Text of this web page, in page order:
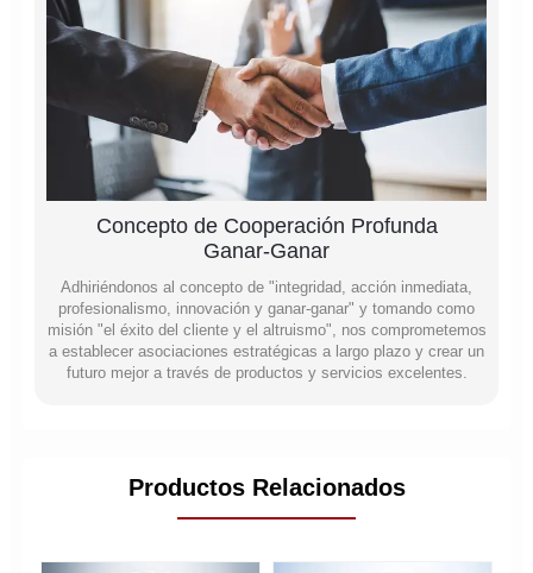
Concepto de Cooperación Profunda
Ganar-Ganar
Adhiriéndonos al concepto de "integridad, acción inmediata,
profesionalismo, innovación y ganar-ganar" y tomando como
misión "el éxito del cliente y el altruismo", nos comprometemos
a establecer asociaciones estratégicas a largo plazo y crear un
futuro mejor a través de productos y servicios excelentes.
Productos Relacionados